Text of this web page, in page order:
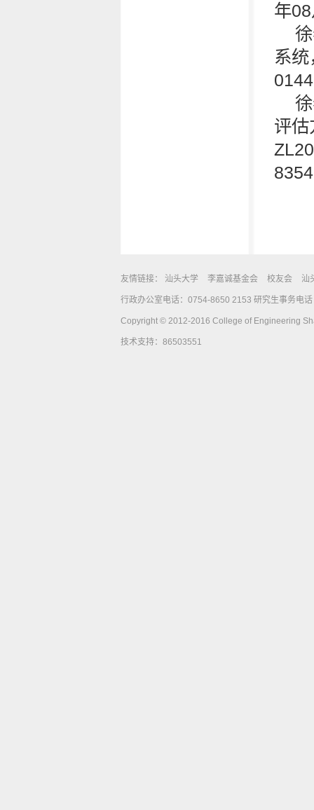
年
系
评估
友情链接： 汕头大学 李嘉诚基金会 校友会 汕
行政办公室电话：0754-8650 2153 研究生事务电
Copyright © 2012-2016 College of Engineering
技术支持：86503551